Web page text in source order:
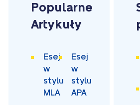
Popularne
Artykuły
Esej
w
stylu
MLA
Esej
w
stylu
APA